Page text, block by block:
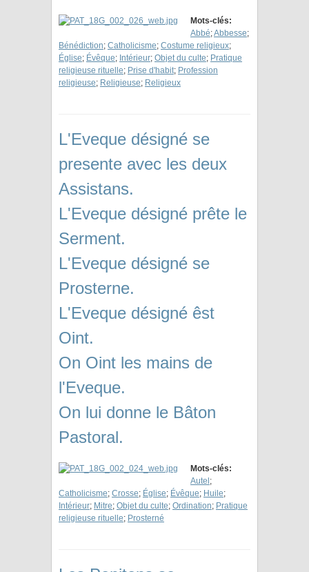
Mots-clés:
Abbé;Abbesse;
Bénédiction; Catholicisme; Costume religieux;
Église; Évêque; Intérieur; Objet du culte; Pratique
religieuse rituelle; Prise d'habit; Profession
religieuse; Religieuse; Religieux
L'Eveque désigné se
presente avec les deux
Assistans.
L'Eveque désigné prête le
Serment.
L'Eveque désigné se
Prosterne.
L'Eveque désigné êst
Oint.
On Oint les mains de
l'Eveque.
On lui donne le Bâton
Pastoral.
Mots-clés:
Autel ;
Catholicisme; Crosse; Église; Évêque; Huile;
Intérieur; Mitre; Objet du culte; Ordination; Pratique
religieuse rituelle; Prosterné